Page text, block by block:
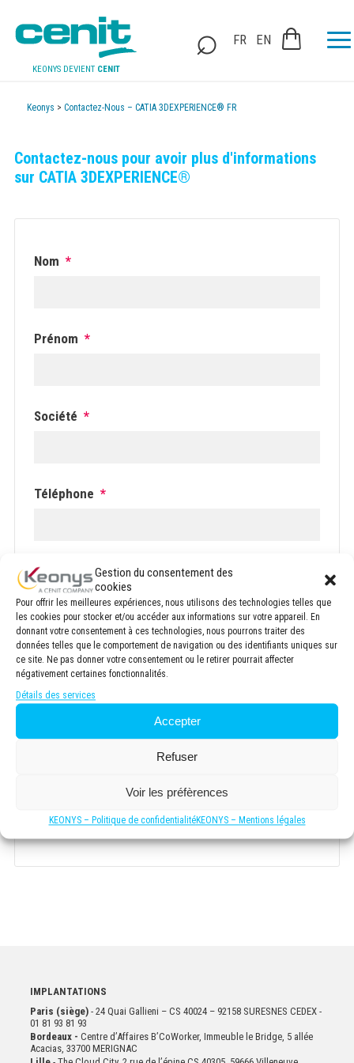
Gestion du consentement des
cookies
Pour offrir les meilleures expériences, nous utilisons des technologies telles que
les cookies pour stocker et/ou accéder aux informations sur votre appareil. En
donnant votre consentement à ces technologies, nous pourrons traiter des
données telles que le comportement de navigation ou des identifiants uniques sur
ce site. Ne pas donner votre consentement ou le retirer pourrait affecter
négativement certaines fonctionnalités.
Détails des services
Accepter
Refuser
Voir les préfèrences
KEONYS – Politique de confidentialitéKEONYS – Mentions légales
KEONYS DEVIENT CENIT
FR EN
Keonys >Contactez-Nous – CATIA 3DEXPERIENCE® FR
Contactez-nous pour avoir plus d'informations
sur CATIA 3DEXPERIENCE®
Nom *
Prénom *
Société *
Téléphone *
E-mail *
Newsletter
KEONYS
S'inscrire à la Newsletter de Keonys
IMPLANTATIONS
Paris (siège) - 24 Quai Gallieni – CS 40024 – 92158 SURESNES CEDEX -
01 81 93 81 93
Bordeaux - Centre d’Affaires B’CoWorker, Immeuble le Bridge, 5 allée
Acacias, 33700 MERIGNAC